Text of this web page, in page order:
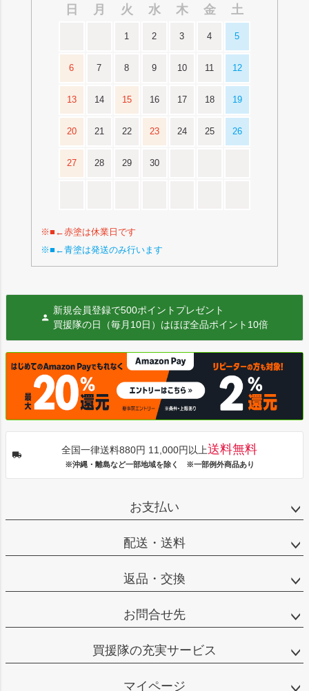
日
月 火 水 木 金 土
1 2 3 4 5
6 7 8 9 10 11 12
13 14 15 16 17 18 19
20 21 22 23 24 25 26
27 28 29 30
※■←赤塗は休業日です
※■←青塗は発送のみ行います
新規会員登録で500ポイントプレゼント
買援隊の日（毎月10日）はほぼ全品ポイント10倍
全国一律送料880円 11,000円以上送料無料
※沖縄・離島など一部地域を除く ※一部例外商品あり
お支払い
配送・送料
返品・交換
お問合せ先
買援隊の充実サービス
マイページ